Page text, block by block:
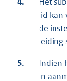
lid kan
de
leiding
5.
Indien
in